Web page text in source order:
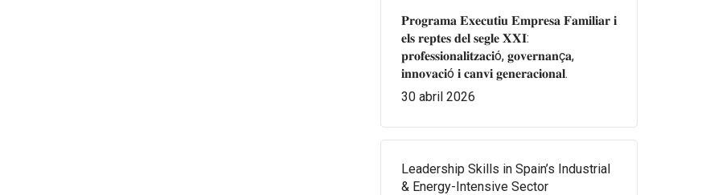
𝐏𝐫𝐨𝐠𝐫𝐚𝐦𝐚 𝐄𝐱𝐞𝐜𝐮𝐭𝐢𝐮 𝐄𝐦𝐩𝐫𝐞𝐬𝐚 𝐅𝐚𝐦𝐢𝐥𝐢𝐚𝐫 𝐢
𝐞𝐥𝐬 𝐫𝐞𝐩𝐭𝐞𝐬 𝐝𝐞𝐥 𝐬𝐞𝐠𝐥𝐞 𝐗𝐗𝐈:
𝐩𝐫𝐨𝐟𝐞𝐬𝐬𝐢𝐨𝐧𝐚𝐥𝐢𝐭𝐳𝐚𝐜𝐢ó, 𝐠𝐨𝐯𝐞𝐫𝐧𝐚𝐧ç𝐚,
𝐢𝐧𝐧𝐨𝐯𝐚𝐜𝐢ó 𝐢 𝐜𝐚𝐧𝐯𝐢 𝐠𝐞𝐧𝐞𝐫𝐚𝐜𝐢𝐨𝐧𝐚𝐥.
30 abril 2026
Leadership Skills in Spain’s Industrial
& Energy-Intensive Sector